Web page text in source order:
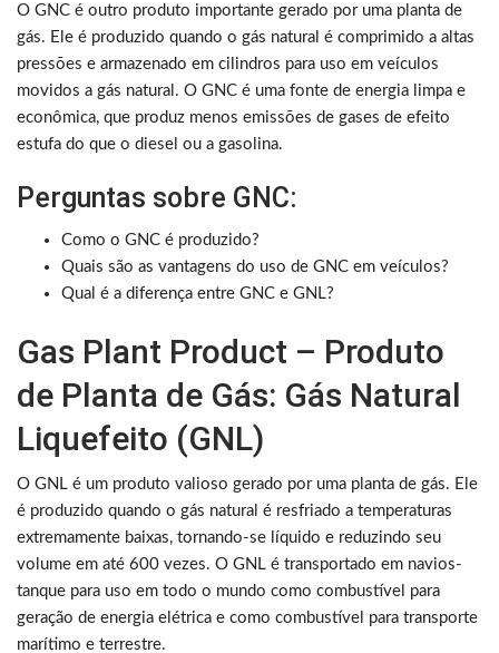
O GNC é outro produto importante gerado por uma planta de
gás. Ele é produzido quando o gás natural é comprimido a altas
pressões e armazenado em cilindros para uso em veículos
movidos a gás natural. O GNC é uma fonte de energia limpa e
econômica, que produz menos emissões de gases de efeito
estufa do que o diesel ou a gasolina.
Perguntas sobre GNC:
Como o GNC é produzido?
Quais são as vantagens do uso de GNC em veículos?
Qual é a diferença entre GNC e GNL?
Gas Plant Product – Produto
de Planta de Gás: Gás Natural
Liquefeito (GNL)
O GNL é um produto valioso gerado por uma planta de gás. Ele
é produzido quando o gás natural é resfriado a temperaturas
extremamente baixas, tornando-se líquido e reduzindo seu
volume em até 600 vezes. O GNL é transportado em navios-
tanque para uso em todo o mundo como combustível para
geração de energia elétrica e como combustível para transporte
marítimo e terrestre.